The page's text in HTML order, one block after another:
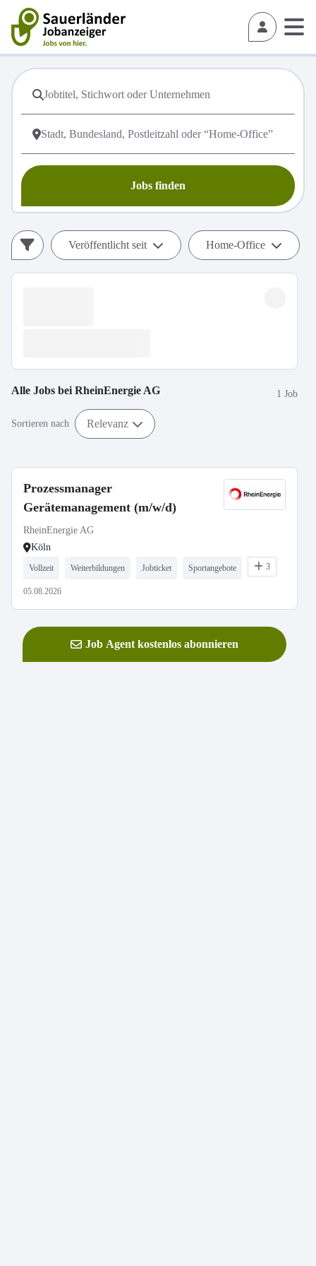
Jobs finden
Veröffentlicht seit Home-Office
Alle Jobs bei RheinEnergie AG 1 Job
Sortieren nach Relevanz
Prozessmanager
Gerätemanagement (m/w/d)
RheinEnergie AG
Köln
Vollzeit Weiterbildungen Jobticket Sportangebote 3
05.08.2026
Job Agent kostenlos abonnieren